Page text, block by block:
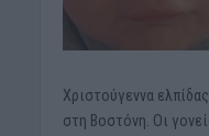
Xριστούγεννα
στη Βοστόνη. Οι